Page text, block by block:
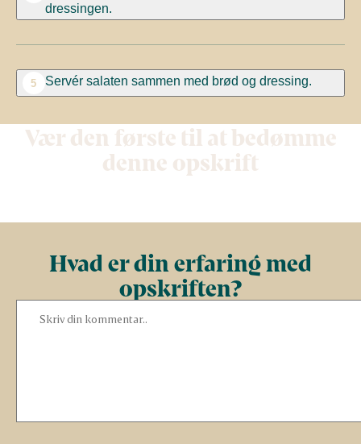
dressingen.
5 Servér salaten sammen med brød og dressing.
Vær den første til at bedømme
denne opskrift
Hvad er din erfaring med
opskriften?